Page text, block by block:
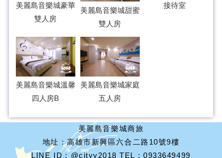
美麗島音樂城豪華
雙人房
美麗島音樂城甜蜜
雙人房
接待室
美麗島音樂城溫馨
四人房B
美麗島音樂城家庭
五人房
美麗島音樂城商旅
地址：高雄市新興區六合二路10號9樓
LINE ID：@cityy2018 TEL：0933649499